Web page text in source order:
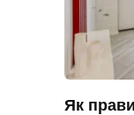
Як